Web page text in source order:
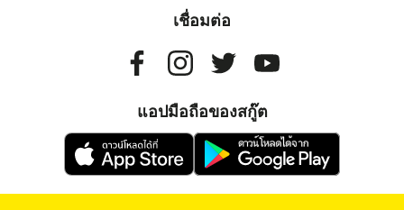
เชื่อมต่อ
แอปมือถือของสกู๊ต